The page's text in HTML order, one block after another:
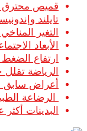
قميص محترق بـ1139 دولارا.. هل تفقد الموضة
تايلند
التغير
الأبعاد
ارتفاع
الرياضة
أعراض سابق
الرضاعة
البدينات